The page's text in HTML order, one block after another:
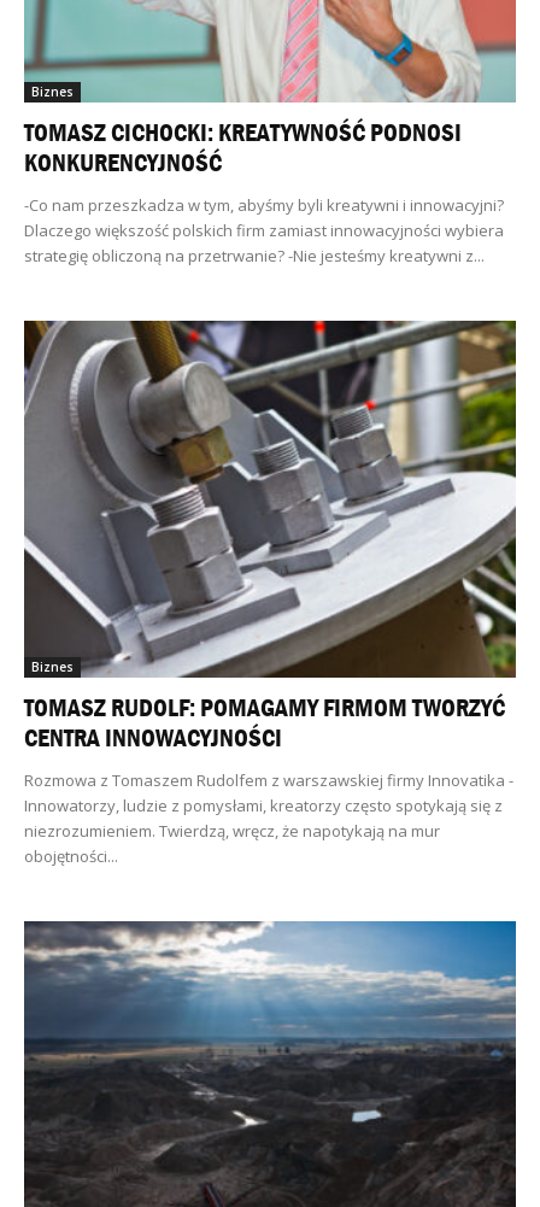
Biznes
TOMASZ CICHOCKI: KREATYWNOŚĆ PODNOSI
KONKURENCYJNOŚĆ
-Co nam przeszkadza w tym, abyśmy byli kreatywni i innowacyjni?
Dlaczego większość polskich firm zamiast innowacyjności wybiera
strategię obliczoną na przetrwanie? -Nie jesteśmy kreatywni z...
Biznes
TOMASZ RUDOLF: POMAGAMY FIRMOM TWORZYĆ
CENTRA INNOWACYJNOŚCI
Rozmowa z Tomaszem Rudolfem z warszawskiej firmy Innovatika -
Innowatorzy, ludzie z pomysłami, kreatorzy często spotykają się z
niezrozumieniem. Twierdzą, wręcz, że napotykają na mur
obojętności...